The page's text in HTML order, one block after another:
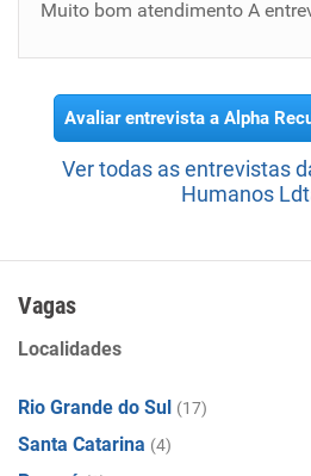
Avaliar entrevista a Alpha
Ver todas as entrevistas
Humanos
Vagas
Localidades
Rio Grande do Sul (17)
Santa Catarina (4)